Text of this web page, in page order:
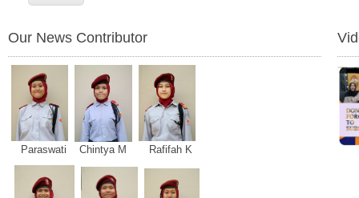
Our News Contributor
Paraswati Chintya M Rafifah K